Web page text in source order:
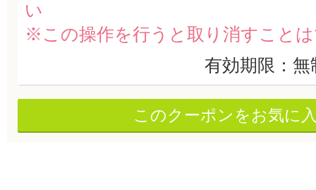
い
※この操作を行うと取り消すこと
有効期限：無
このクーポンをお気に